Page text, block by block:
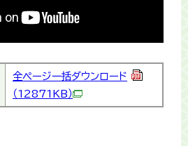
全ページ一括ダウンロード
（12871KB）